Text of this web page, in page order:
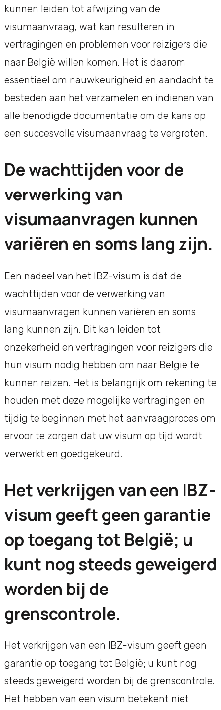
kunnen leiden tot afwijzing van de
visumaanvraag, wat kan resulteren in
vertragingen en problemen voor reizigers die
naar België willen komen. Het is daarom
essentieel om nauwkeurigheid en aandacht te
besteden aan het verzamelen en indienen van
alle benodigde documentatie om de kans op
een succesvolle visumaanvraag te vergroten.
De wachttijden voor de
verwerking van
visumaanvragen kunnen
variëren en soms lang zijn.
Een nadeel van het IBZ-visum is dat de
wachttijden voor de verwerking van
visumaanvragen kunnen variëren en soms
lang kunnen zijn. Dit kan leiden tot
onzekerheid en vertragingen voor reizigers die
hun visum nodig hebben om naar België te
kunnen reizen. Het is belangrijk om rekening te
houden met deze mogelijke vertragingen en
tijdig te beginnen met het aanvraagproces om
ervoor te zorgen dat uw visum op tijd wordt
verwerkt en goedgekeurd.
Het verkrijgen van een IBZ-
visum geeft geen garantie
op toegang tot België; u
kunt nog steeds geweigerd
worden bij de
grenscontrole.
Het verkrijgen van een IBZ-visum geeft geen
garantie op toegang tot België; u kunt nog
steeds geweigerd worden bij de grenscontrole.
Het hebben van een visum betekent niet